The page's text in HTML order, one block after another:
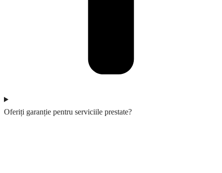
Oferiți garanție pentru serviciile prestate?